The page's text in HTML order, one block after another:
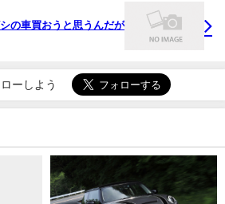
の車買おうと思うんだが
ーしよう